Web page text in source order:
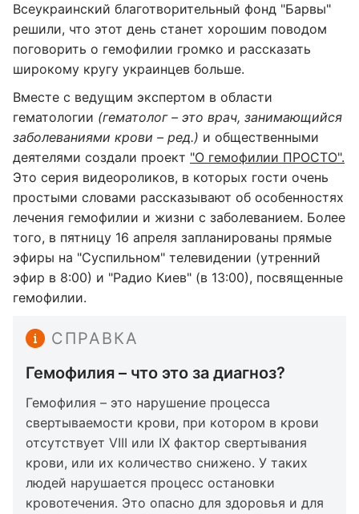
Всеукраинский благотворительный фонд "Барвы"
решили, что этот день станет хорошим поводом
поговорить о гемофилии громко и рассказать
широкому кругу украинцев больше.
Вместе с ведущим экспертом в области
гематологии (гематолог – это врач, занимающийся
заболеваниями крови – ред.) и общественными
деятелями создали проект "О гемофилии ПРОСТО".
Это серия видеороликов, в которых гости очень
простыми словами рассказывают об особенностях
лечения гемофилии и жизни с заболеванием. Более
того, в пятницу 16 апреля запланированы прямые
эфиры на "Суспильном" телевидении (утренний
эфир в 8:00) и "Радио Киев" (в 13:00), посвященные
гемофилии.
СПРАВКА
Гемофилия – что это за диагноз?
Гемофилия – это нарушение процесса
свертываемости крови, при котором в крови
отсутствует VIII или IX фактор свертывания
крови, или их количество снижено. У таких
людей нарушается процесс остановки
кровотечения. Это опасно для здоровья и для